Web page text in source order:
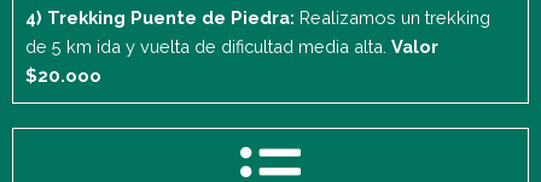
4) Trekking Puente de Piedra: Realizamos un trekking
de 5 km ida y vuelta de dificultad media alta. Valor
$20.ooo